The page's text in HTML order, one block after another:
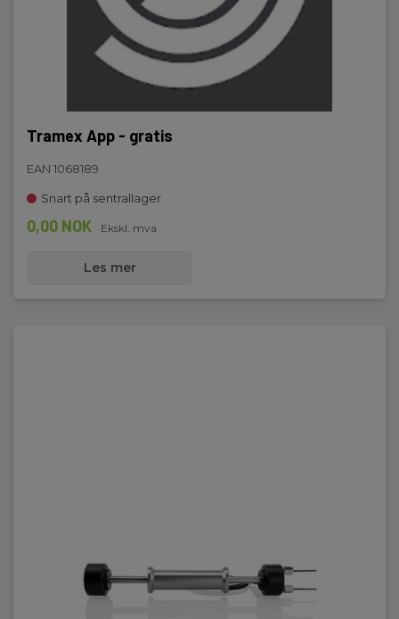
Tramex App - gratis
EAN 1068189
Snart på sentrallager
0,00 NOK Ekskl. mva
Les mer